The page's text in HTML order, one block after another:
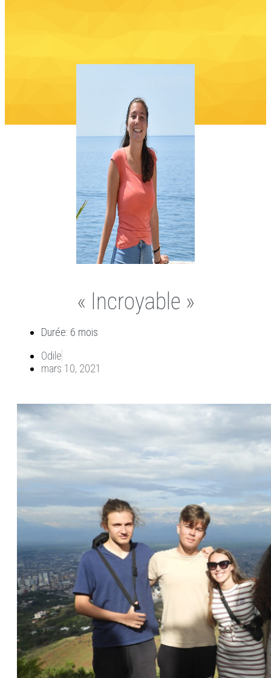
« Incroyable »
Durée: 6 mois
Odile
mars 10, 2021